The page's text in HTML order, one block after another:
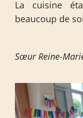
La cuisine
beaucoup de
Sœur Reine-